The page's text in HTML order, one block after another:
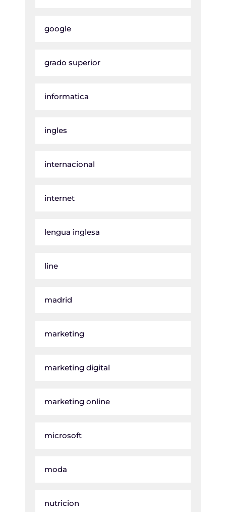
google
grado superior
informatica
ingles
internacional
internet
lengua inglesa
line
madrid
marketing
marketing digital
marketing online
microsoft
moda
nutricion